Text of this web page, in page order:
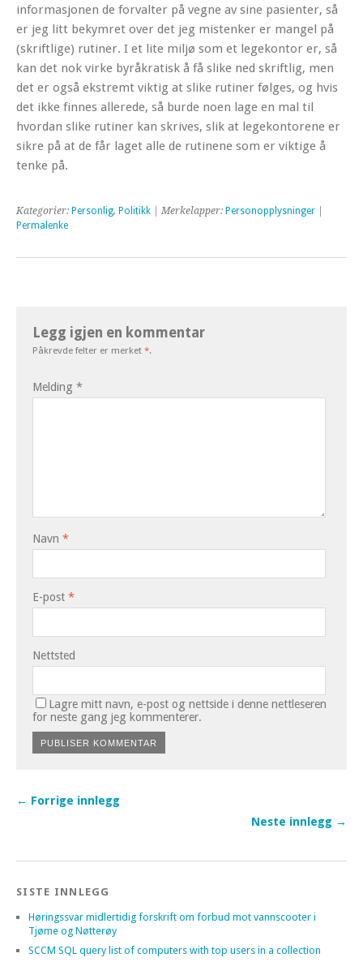
informasjonen de forvalter på vegne av sine pasienter, så
er jeg litt bekymret over det jeg mistenker er mangel på
(skriftlige) rutiner. I et lite miljø som et legekontor er, så
kan det nok virke byråkratisk å få slike ned skriftlig, men
det er også ekstremt viktig at slike rutiner følges, og hvis
det ikke finnes allerede, så burde noen lage en mal til
hvordan slike rutiner kan skrives, slik at legekontorene er
sikre på at de får laget alle de rutinene som er viktige å
tenke på.
Kategorier: Personlig, Politikk | Merkelapper: Personopplysninger
Permalenke
Legg igjen en kommentar
Påkrevde felter er merket *.
Melding *
Navn *
E-post *
Nettsted
Lagre mitt navn, e-post og nettside i denne nettleseren
for neste gang jeg kommenterer.
← Forrige innlegg
Neste innlegg →
SISTE INNLEGG
Høringssvar midlertidig forskrift om forbud mot vannscooter i
Tjøme og Nøtterøy
SCCM SQL query list of computers with top users in a collection